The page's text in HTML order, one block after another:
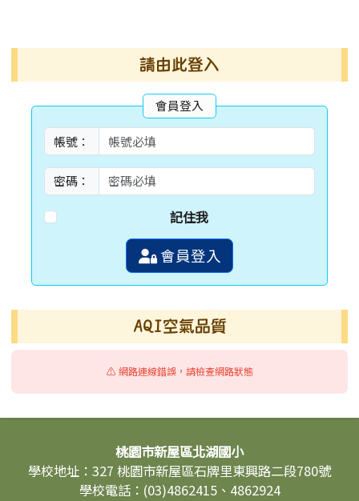
請由此登入
會員登入
帳號：
密碼：
記住我
會員登入
AQI空氣品質
⚠️ 網路連線錯誤，請檢查網路狀態
頁尾區域內容桃園市新屋區北湖國小
學校地址：327 桃園市新屋區石牌里東興路二段780號
學校電話：(03)4862415、4862924